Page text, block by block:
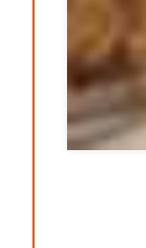
Archive
August 2026